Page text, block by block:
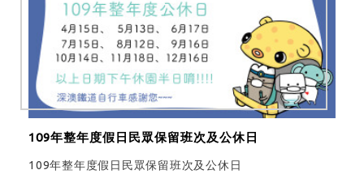
109年整年度假日民眾保留班次及公休日
109年整年度假日民眾保留班次及公休日